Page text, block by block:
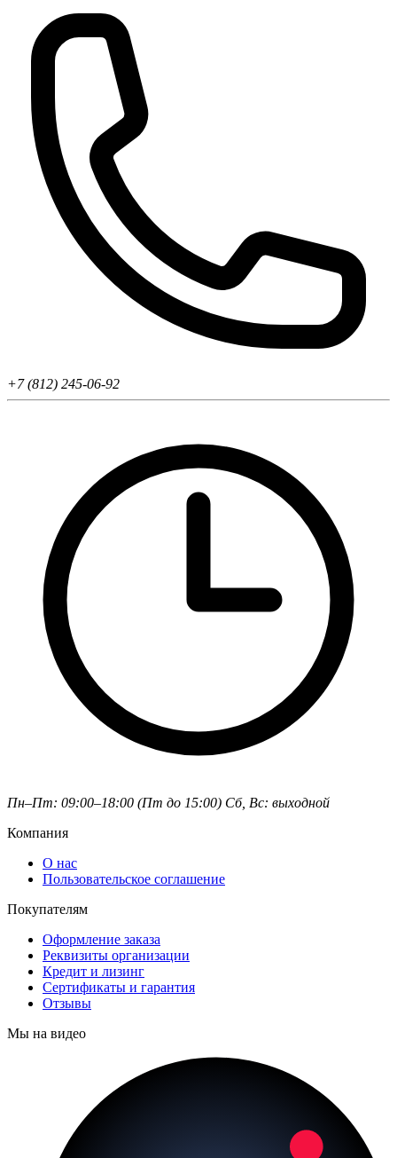
+7 (812) 245-06-92
Пн–Пт: 09:00–18:00 (Пт до 15:00) Сб, Вс: выходной
Компания
О нас
Пользовательское соглашение
Покупателям
Оформление заказа
Реквизиты организации
Кредит и лизинг
Сертификаты и гарантия
Отзывы
Мы на видео